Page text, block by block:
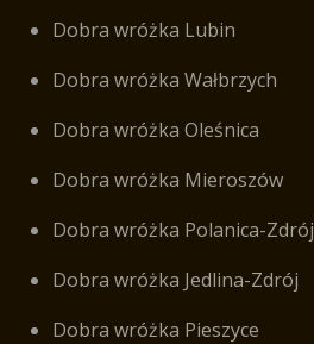
Dobra wróżka Lubin
Dobra wróżka Wałbrzych
Dobra wróżka Oleśnica
Dobra wróżka Mieroszów
Dobra wróżka Polanica-Zdrój
Dobra wróżka Jedlina-Zdrój
Dobra wróżka Pieszyce